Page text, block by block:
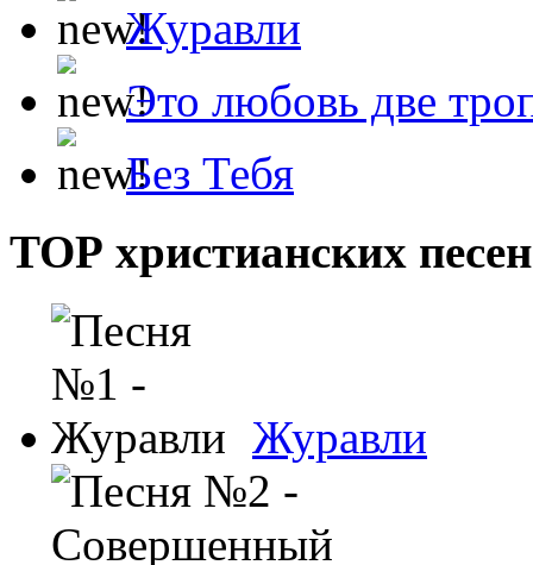
Журавли
Это любовь две
Без Тебя
ТОР христианских песен
Журавли